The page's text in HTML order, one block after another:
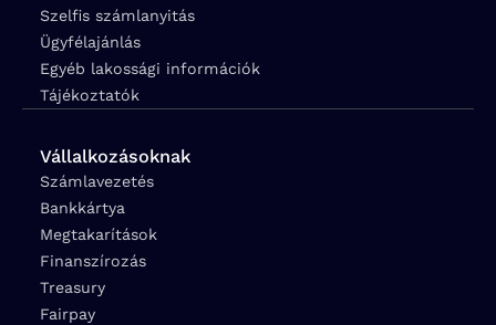
Szelfis számlanyitás
Ügyfélajánlás
Egyéb lakossági információk
Tájékoztatók
Vállalkozásoknak
Számlavezetés
Bankkártya
Megtakarítások
Finanszírozás
Treasury
Fairpay